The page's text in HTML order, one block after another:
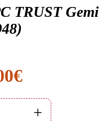
TRUST Gemi
€
+